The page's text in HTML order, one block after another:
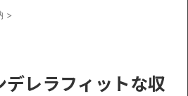
>
レラフィットな収